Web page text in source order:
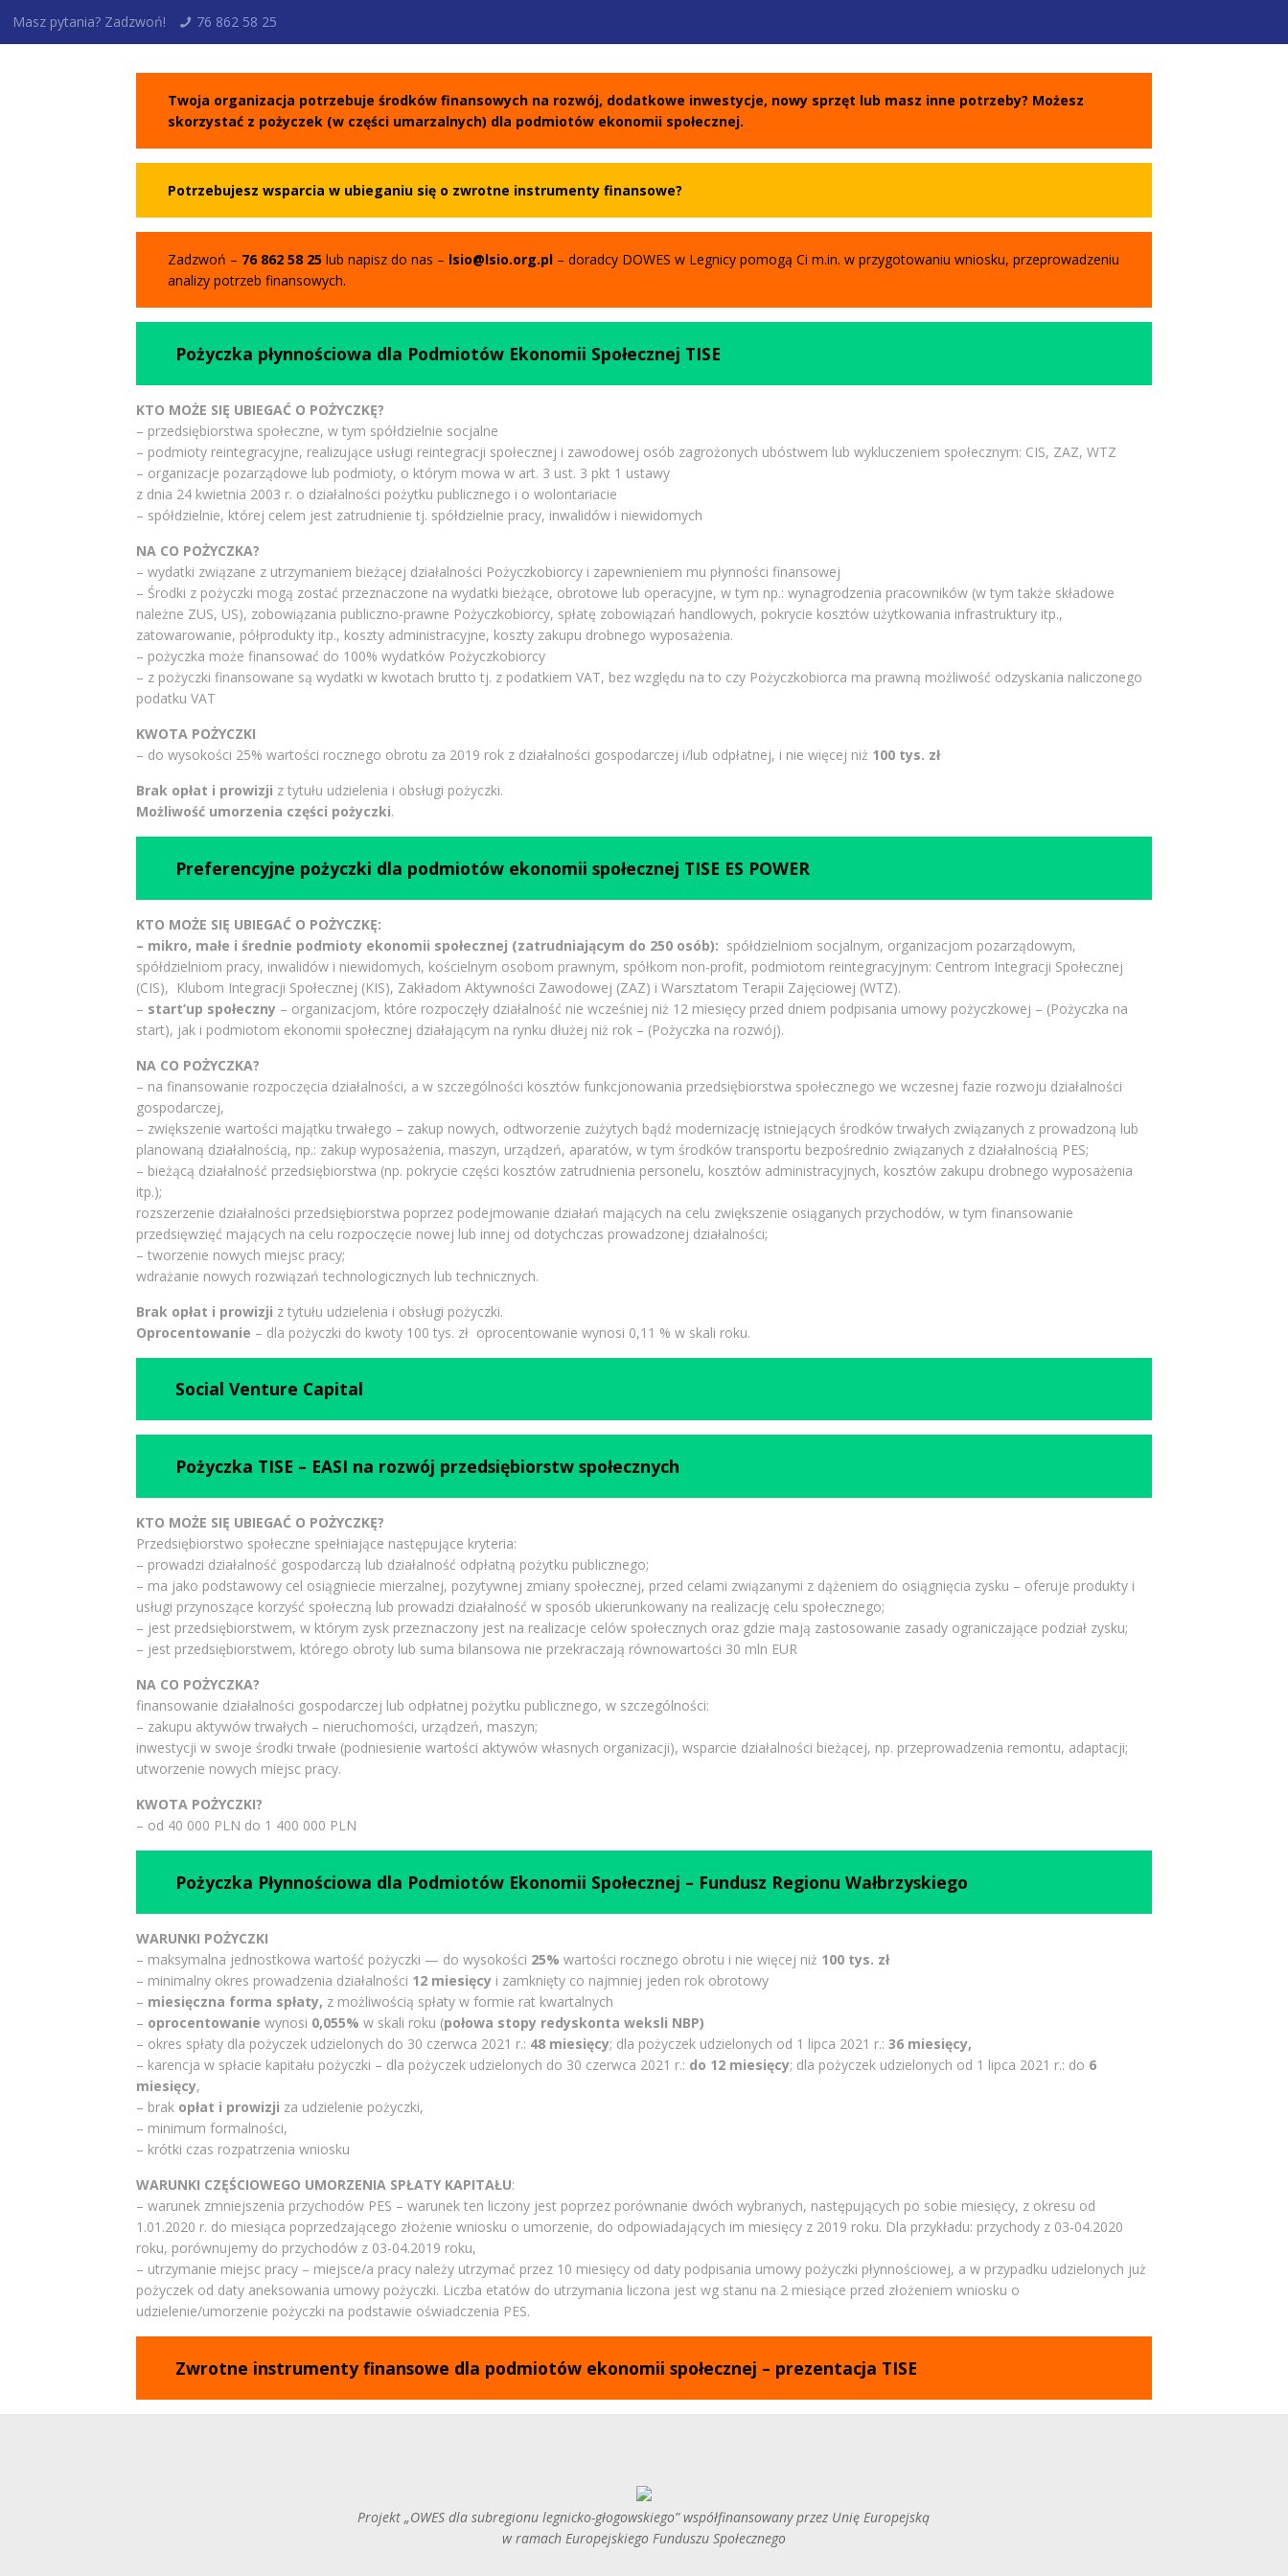
Masz pytania? Zadzwoń! 76 862 58 25
Twoja organizacja potrzebuje środków finansowych na rozwój, dodatkowe inwestycje, nowy sprzęt lub masz inne potrzeby? Możesz
skorzystać z pożyczek (w części umarzalnych) dla podmiotów ekonomii społecznej.
Potrzebujesz wsparcia w ubieganiu się o zwrotne instrumenty finansowe?
Zadzwoń – 76 862 58 25 lub napisz do nas – lsio@lsio.org.pl – doradcy DOWES w Legnicy pomogą Ci m.in. w przygotowaniu wniosku, przeprowadzeniu
analizy potrzeb finansowych.
Pożyczka płynnościowa dla Podmiotów Ekonomii Społecznej TISE
KTO MOŻE SIĘ UBIEGAĆ O POŻYCZKĘ?
– przedsiębiorstwa społeczne, w tym spółdzielnie socjalne
– podmioty reintegracyjne, realizujące usługi reintegracji społecznej i zawodowej osób zagrożonych ubóstwem lub wykluczeniem społecznym: CIS, ZAZ, WTZ
– organizacje pozarządowe lub podmioty, o którym mowa w art. 3 ust. 3 pkt 1 ustawy
z dnia 24 kwietnia 2003 r. o działalności pożytku publicznego i o wolontariacie
– spółdzielnie, której celem jest zatrudnienie tj. spółdzielnie pracy, inwalidów i niewidomych
NA CO POŻYCZKA?
– wydatki związane z utrzymaniem bieżącej działalności Pożyczkobiorcy i zapewnieniem mu płynności finansowej
– Środki z pożyczki mogą zostać przeznaczone na wydatki bieżące, obrotowe lub operacyjne, w tym np.: wynagrodzenia pracowników (w tym także składowe
należne ZUS, US), zobowiązania publiczno-prawne Pożyczkobiorcy, spłatę zobowiązań handlowych, pokrycie kosztów użytkowania infrastruktury itp.,
zatowarowanie, półprodukty itp., koszty administracyjne, koszty zakupu drobnego wyposażenia.
– pożyczka może finansować do 100% wydatków Pożyczkobiorcy
– z pożyczki finansowane są wydatki w kwotach brutto tj. z podatkiem VAT, bez względu na to czy Pożyczkobiorca ma prawną możliwość odzyskania naliczonego
podatku VAT
KWOTA POŻYCZKI
– do wysokości 25% wartości rocznego obrotu za 2019 rok z działalności gospodarczej i/lub odpłatnej, i nie więcej niż 100 tys. zł
Brak opłat i prowizji z tytułu udzielenia i obsługi pożyczki.
Możliwość umorzenia części pożyczki.
Preferencyjne pożyczki dla podmiotów ekonomii społecznej TISE ES POWER
KTO MOŻE SIĘ UBIEGAĆ O POŻYCZKĘ:
– mikro, małe i średnie podmioty ekonomii społecznej (zatrudniającym do 250 osób): spółdzielniom socjalnym, organizacjom pozarządowym,
spółdzielniom pracy, inwalidów i niewidomych, kościelnym osobom prawnym, spółkom non-profit, podmiotom reintegracyjnym: Centrom Integracji Społecznej
(CIS), Klubom Integracji Społecznej (KIS), Zakładom Aktywności Zawodowej (ZAZ) i Warsztatom Terapii Zajęciowej (WTZ).
– start’up społeczny– organizacjom, które rozpoczęły działalność nie wcześniej niż 12 miesięcy przed dniem podpisania umowy pożyczkowej – (Pożyczka na
start), jak i podmiotom ekonomii społecznej działającym na rynku dłużej niż rok – (Pożyczka na rozwój).
NA CO POŻYCZKA?
– na finansowanie rozpoczęcia działalności, a w szczególności kosztów funkcjonowania przedsiębiorstwa społecznego we wczesnej fazie rozwoju działalności
gospodarczej,
– zwiększenie wartości majątku trwałego – zakup nowych, odtworzenie zużytych bądź modernizację istniejących środków trwałych związanych z prowadzoną lub
planowaną działalnością, np.: zakup wyposażenia, maszyn, urządzeń, aparatów, w tym środków transportu bezpośrednio związanych z działalnością PES;
– bieżącą działalność przedsiębiorstwa (np. pokrycie części kosztów zatrudnienia personelu, kosztów administracyjnych, kosztów zakupu drobnego wyposażenia
itp.);
rozszerzenie działalności przedsiębiorstwa poprzez podejmowanie działań mających na celu zwiększenie osiąganych przychodów, w tym finansowanie
przedsięwzięć mających na celu rozpoczęcie nowej lub innej od dotychczas prowadzonej działalności;
– tworzenie nowych miejsc pracy;
wdrażanie nowych rozwiązań technologicznych lub technicznych.
Brak opłat i prowizji z tytułu udzielenia i obsługi pożyczki.
Oprocentowanie – dla pożyczki do kwoty 100 tys. zł oprocentowanie wynosi 0,11 % w skali roku.
Social Venture Capital
Pożyczka TISE – EASI na rozwój przedsiębiorstw społecznych
KTO MOŻE SIĘ UBIEGAĆ O POŻYCZKĘ?
Przedsiębiorstwo społeczne spełniające następujące kryteria:
– prowadzi działalność gospodarczą lub działalność odpłatną pożytku publicznego;
– ma jako podstawowy cel osiągniecie mierzalnej, pozytywnej zmiany społecznej, przed celami związanymi z dążeniem do osiągnięcia zysku – oferuje produkty i
usługi przynoszące korzyść społeczną lub prowadzi działalność w sposób ukierunkowany na realizację celu społecznego;
– jest przedsiębiorstwem, w którym zysk przeznaczony jest na realizacje celów społecznych oraz gdzie mają zastosowanie zasady ograniczające podział zysku;
– jest przedsiębiorstwem, którego obroty lub suma bilansowa nie przekraczają równowartości 30 mln EUR
NA CO POŻYCZKA?
finansowanie działalności gospodarczej lub odpłatnej pożytku publicznego, w szczególności:
– zakupu aktywów trwałych – nieruchomości, urządzeń, maszyn;
inwestycji w swoje środki trwałe (podniesienie wartości aktywów własnych organizacji), wsparcie działalności bieżącej, np. przeprowadzenia remontu, adaptacji;
utworzenie nowych miejsc pracy.
KWOTA POŻYCZKI?
– od 40 000 PLN do 1 400 000 PLN
Pożyczka Płynnościowa dla Podmiotów Ekonomii Społecznej – Fundusz Regionu Wałbrzyskiego
WARUNKI POŻYCZKI
– maksymalna jednostkowa wartość pożyczki — do wysokości 25% wartości rocznego obrotu i nie więcej niż 100 tys. zł
– minimalny okres prowadzenia działalności 12 miesięcyi zamknięty co najmniej jeden rok obrotowy
– miesięczna forma spłaty, z możliwością spłaty w formie rat kwartalnych
– oprocentowanie wynosi 0,055% w skali roku (połowa stopy redyskonta weksli NBP)
– okres spłaty dla pożyczek udzielonych do 30 czerwca 2021 r.: 48 miesięcy; dla pożyczek udzielonych od 1 lipca 2021 r.: 36 miesięcy,
– karencja w spłacie kapitału pożyczki – dla pożyczek udzielonych do 30 czerwca 2021 r.: do 12 miesięcy; dla pożyczek udzielonych od 1 lipca 2021 r.: do 6
miesięcy,
– brak opłat i prowizji za udzielenie pożyczki,
– minimum formalności,
– krótki czas rozpatrzenia wniosku
WARUNKI CZĘŚCIOWEGO UMORZENIA SPŁATY KAPITAŁU:
– warunek zmniejszenia przychodów PES – warunek ten liczony jest poprzez porównanie dwóch wybranych, następujących po sobie miesięcy, z okresu od
1.01.2020 r. do miesiąca poprzedzającego złożenie wniosku o umorzenie, do odpowiadających im miesięcy z 2019 roku. Dla przykładu: przychody z 03-04.2020
roku, porównujemy do przychodów z 03-04.2019 roku,
– utrzymanie miejsc pracy – miejsce/a pracy należy utrzymać przez 10 miesięcy od daty podpisania umowy pożyczki płynnościowej, a w przypadku udzielonych już
pożyczek od daty aneksowania umowy pożyczki. Liczba etatów do utrzymania liczona jest wg stanu na 2 miesiące przed złożeniem wniosku o
udzielenie/umorzenie pożyczki na podstawie oświadczenia PES.
Zwrotne instrumenty finansowe dla podmiotów ekonomii społecznej – prezentacja TISE
Projekt „OWES dla subregionu legnicko-głogowskiego” współfinansowany przez Unię Europejską
w ramach Europejskiego Funduszu Społecznego